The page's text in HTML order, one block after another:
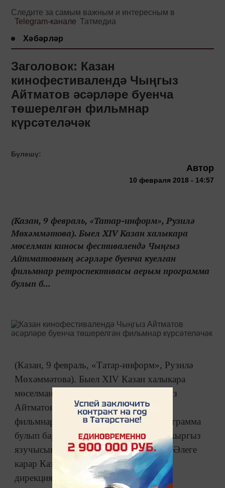
Следите за самым важным и интересным в
Telegram-канале Татмедиа
Хәбәрләр
Заголовок: Казан
кинофестивалендә Чыңгыз
Айтматов әсәрләре буенча
төшерелгән фильмнар
күрсәтеләчәк
Бүлешү:
Автор
10 февраля 2018 - 14:57
(Казан, 9 февраль, «Татар-информ», Рузилә
Мөхәммәтова). Быел XIV Казан халыкара
мөселман киносы фестивалендә Чыңгыз
Айтматовның әсәрләре буенча куелган
фильмнар ретроспективасы аерым программа
булып б...
(Казан, 9 февраль, «Татар-информ», Рузилә
Мөхәммәтова). Быел XIV Казан халыкара
мөселман киносы фестивалендә Чыңгыз
Айтматовның әсәрләре буенча куелган
фильмнар ретроспективасы аерым программа
булып барачак. Программа күренекле кыргыз
язучысының 90 еллыгына багышлана. Әлеге
карар Казан халыкара кинофестивале
дирекциясенең Кыргызстан